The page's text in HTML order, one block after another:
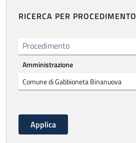
RICERCA PER PROCEDIMENTO
Procedimento
Amministrazione